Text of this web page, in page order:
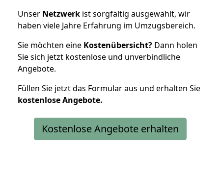
Unser Netzwerk ist sorgfältig ausgewählt, wir
haben viele Jahre Erfahrung im Umzugsbereich.
Sie möchten eine Kostenübersicht? Dann holen
Sie sich jetzt kostenlose und unverbindliche
Angebote.
Füllen Sie jetzt das Formular aus und erhalten Sie
kostenloseAngebote.
Kostenlose Angebote erhalten